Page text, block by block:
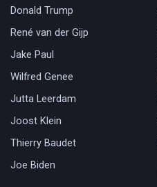
Donald Trump
René van der Gijp
Jake Paul
Wilfred Genee
Jutta Leerdam
Joost Klein
Thierry Baudet
Joe Biden